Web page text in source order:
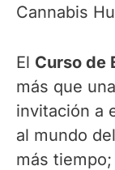
Cannabis
El Curso de
más que
invitación a
al mundo
más